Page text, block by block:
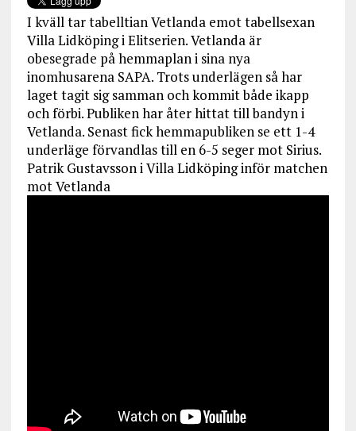
I kväll tar tabelltian Vetlanda emot tabellsexan
Villa Lidköping i Elitserien. Vetlanda är
obesegrade på hemmaplan i sina nya
inomhusarena SAPA. Trots underlägen så har
laget tagit sig samman och kommit både ikapp
och förbi. Publiken har åter hittat till bandyn i
Vetlanda. Senast fick hemmapubliken se ett 1-4
underläge förvandlas till en 6-5 seger mot Sirius.
Patrik Gustavsson i Villa Lidköping inför matchen
mot Vetlanda